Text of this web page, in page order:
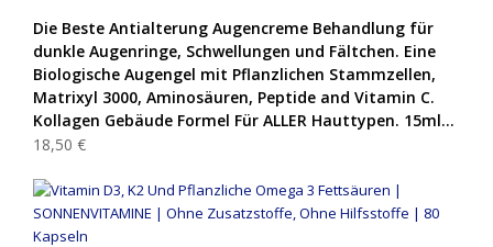
Die Beste Antialterung Augencreme Behandlung für
dunkle Augenringe, Schwellungen und Fältchen. Eine
Biologische Augengel mit Pflanzlichen Stammzellen,
Matrixyl 3000, Aminosäuren, Peptide and Vitamin C.
Kollagen Gebäude Formel Für ALLER Hauttypen. 15ml…
18,50 €